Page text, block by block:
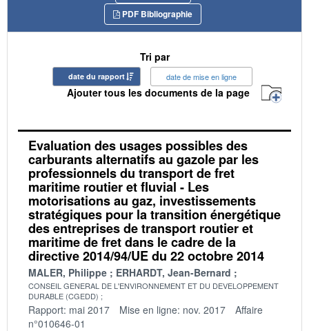
PDF Bibliographie
Tri par
date du rapport date de mise en ligne
Ajouter tous les documents de la page
Evaluation des usages possibles des
carburants alternatifs au gazole par les
professionnels du transport de fret
maritime routier et fluvial - Les
motorisations au gaz, investissements
stratégiques pour la transition énergétique
des entreprises de transport routier et
maritime de fret dans le cadre de la
directive 2014/94/UE du 22 octobre 2014
MALER, Philippe ERHARDT, Jean-Bernard
CONSEIL GENERAL DE L'ENVIRONNEMENT ET DU DEVELOPPEMENT
DURABLE (CGEDD)
Rapport: mai 2017 Mise en ligne: nov. 2017
Affaire
n°010646-01